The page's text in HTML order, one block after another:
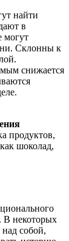
найти
в
могут
Склонны к
снижается
продуктов,
шоколад,
В некоторых
над собой,